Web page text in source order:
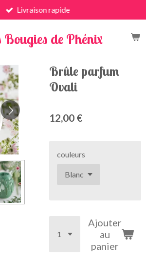
Bougies de Phénixx
Livraison rapide
Brûle parfum
Ovali
12,00 €
couleurs
Ajouter
au
panier